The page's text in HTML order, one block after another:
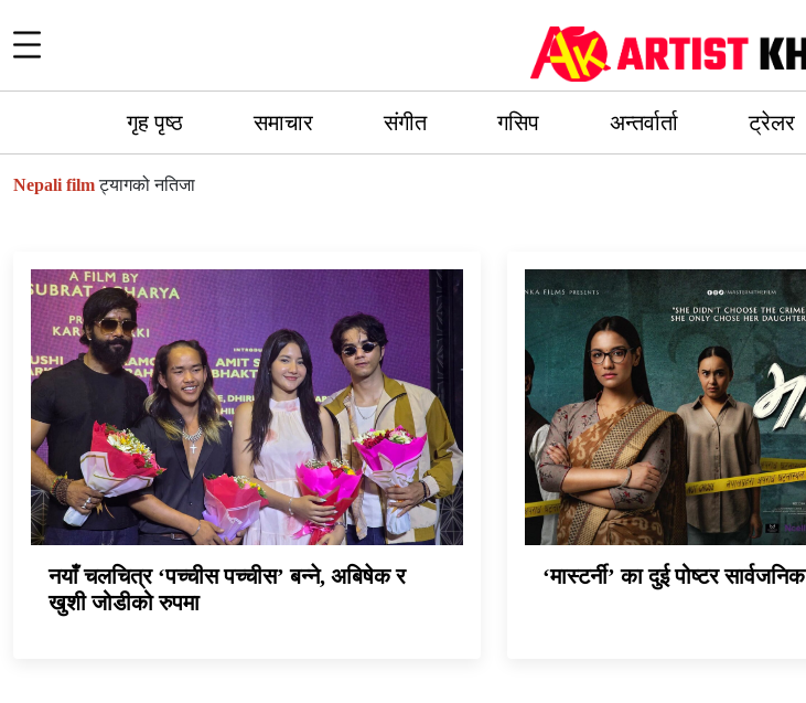
गृह पृष्ठ समाचार संगीत गसिप अन्तर्वार्ता ट्रेलर
Nepali filmट्यागको नतिजा
नयाँ चलचित्र ‘पच्चीस पच्चीस’ बन्ने, अबिषेक र
खुशी जोडीको रुपमा
‘मास्टर्नी’ का दुई पोष्टर सार्वजनिक